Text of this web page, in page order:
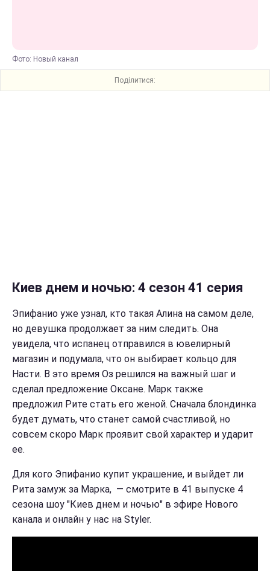
Фото: Новый канал
Поділитися:
Киев днем и ночью: 4 сезон 41 серия
Эпифанио уже узнал, кто такая Алина на самом деле,
но девушка продолжает за ним следить. Она
увидела, что испанец отправился в ювелирный
магазин и подумала, что он выбирает кольцо для
Насти. В это время Оз решился на важный шаг и
сделал предложение Оксане. Марк также
предложил Рите стать его женой. Сначала блондинка
будет думать, что станет самой счастливой, но
совсем скоро Марк проявит свой характер и ударит
ее.
Для кого Эпифанио купит украшение, и выйдет ли
Рита замуж за Марка, — смотрите в 41 выпуске 4
сезона шоу "Киев днем и ночью" в эфире Нового
канала и онлайн у нас на Styler.